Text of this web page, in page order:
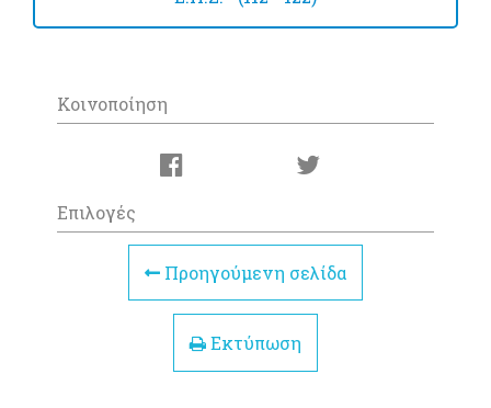
Κοινοποίηση
Επιλογές
Προηγούμενη σελίδα
Εκτύπωση